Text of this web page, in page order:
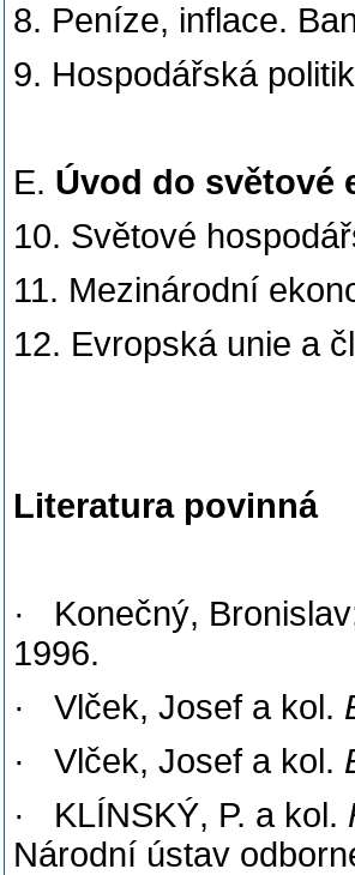
8. Peníze, inflace.
9. Hospodářská
E. Úvod do světové
10. Světové
11. Mezinárodní
12. Evropská unie a
Literatura povinná
· Konečný,
1996.
· Vlček, Josef a kol.
· Vlček, Josef a kol.
· KLÍNSKÝ, P. a kol.
Národní ústav